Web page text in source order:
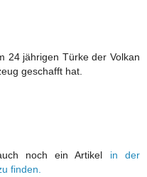
24 jährigen Türke der Volkan
geschafft hat.
noch ein Artikel in der
finden.